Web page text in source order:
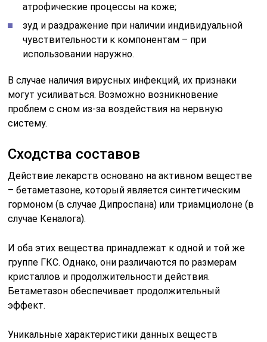
атрофические процессы на коже;
зуд и раздражение при наличии индивидуальной
чувствительности к компонентам – при
использовании наружно.
В случае наличия вирусных инфекций, их признаки
могут усиливаться. Возможно возникновение
проблем с сном из-за воздействия на нервную
систему.
Сходства составов
Действие лекарств основано на активном веществе
– бетаметазоне, который является синтетическим
гормоном (в случае Дипроспана) или триамциолоне (в
случае Кеналога).
И оба этих вещества принадлежат к одной и той же
группе ГКС. Однако, они различаются по размерам
кристаллов и продолжительности действия.
Бетаметазон обеспечивает продолжительный
эффект.
Уникальные характеристики данных веществ